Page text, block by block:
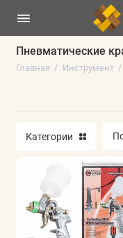
Пневматические
Главная Инструмент
Ручной
Измерительный
Сварочное
Пневматика
Категории